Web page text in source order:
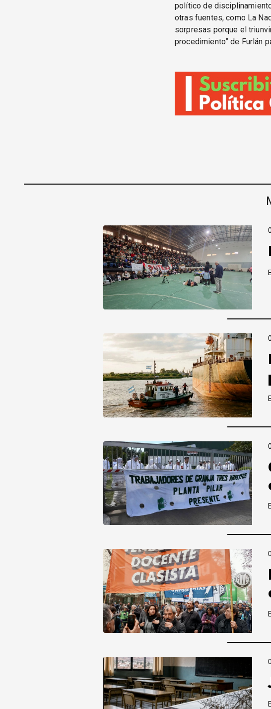
político de
otras fuentes, como La
sorpresas porque el
procedimiento” de Furlán